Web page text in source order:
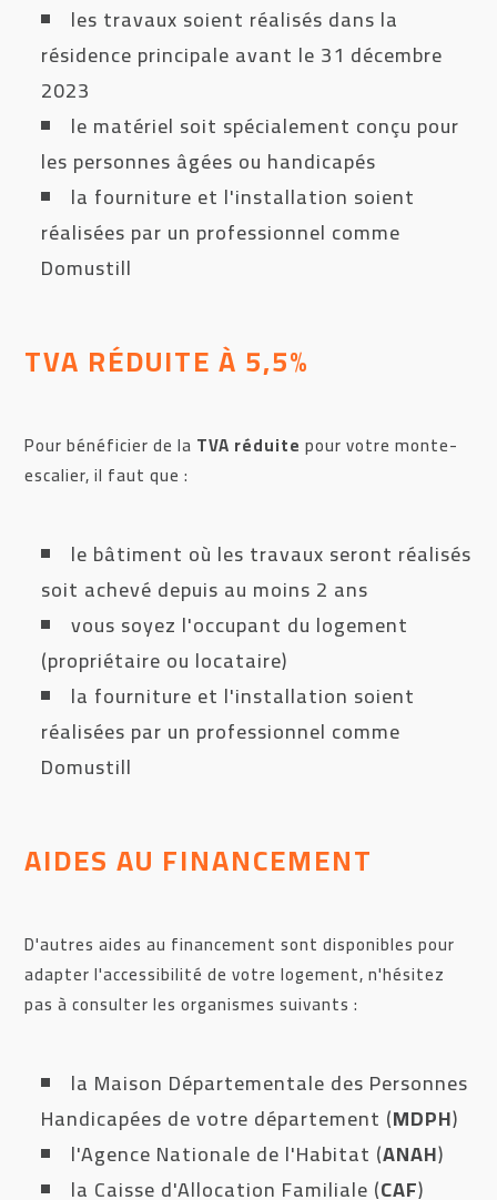
les travaux soient réalisés dans la
résidence principale avant le 31 décembre
2023
le matériel soit spécialement conçu pour
les personnes âgées ou handicapés
la fourniture et l'installation soient
réalisées par un professionnel comme
Domustill
TVA RÉDUITE À 5,5%
Pour bénéficier de la TVA réduite pour votre monte-
escalier, il faut que :
le bâtiment où les travaux seront réalisés
soit achevé depuis au moins 2 ans
vous soyez l'occupant du logement
(propriétaire ou locataire)
la fourniture et l'installation soient
réalisées par un professionnel comme
Domustill
AIDES AU FINANCEMENT
D'autres aides au financement sont disponibles pour
adapter l'accessibilité de votre logement, n'hésitez
pas à consulter les organismes suivants :
la Maison Départementale des Personnes
Handicapées de votre département (MDPH)
l'Agence Nationale de l'Habitat (ANAH)
la Caisse d'Allocation Familiale (CAF)